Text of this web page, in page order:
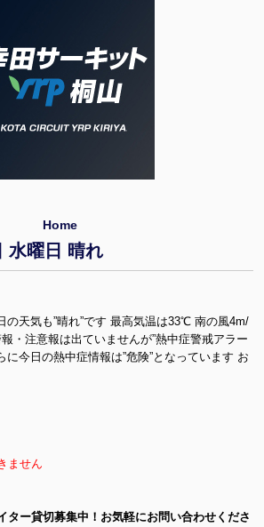
Home
水曜日 晴れ
の天気も”晴れ”です 最高気温は33℃ 南の風4m/
・注意報は出ていませんが”熱中症警戒アラー
に今日の熱中症情報は”危険”となっています お
ません
ター貸切募集中！お気軽にお問い合わせくださ